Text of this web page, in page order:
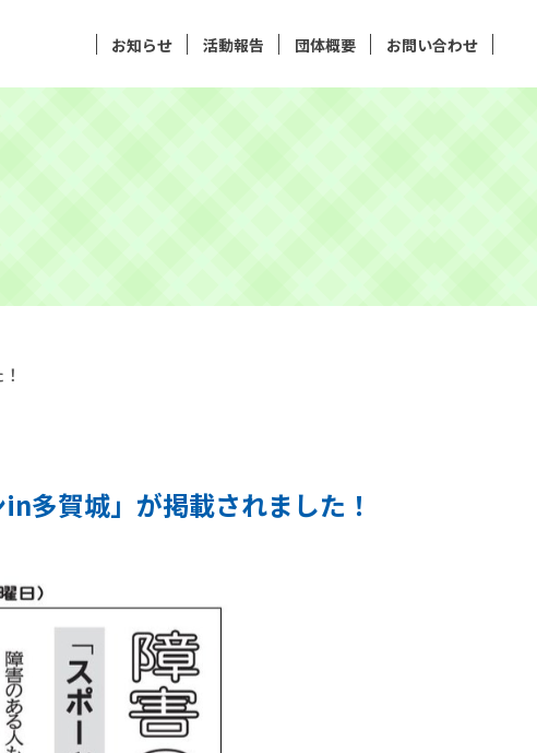
お知らせ 活動報告 団体概要 お問い合わせ
多賀城」が掲載されました！